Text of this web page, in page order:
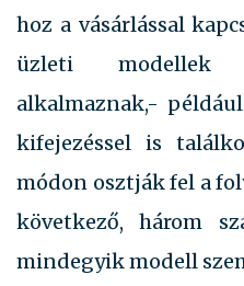
hoz a vásárlással
üzleti modellek
alkalmaznak,-
kifejezéssel is
módon osztják fel a
következő, három
mindegyik modell